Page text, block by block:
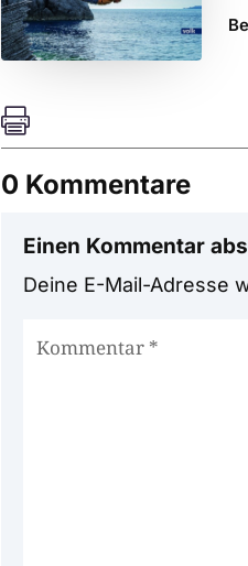

0 Kommentare
Einen Kommentar
Deine E-Mail-Adresse